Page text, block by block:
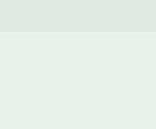
PwC